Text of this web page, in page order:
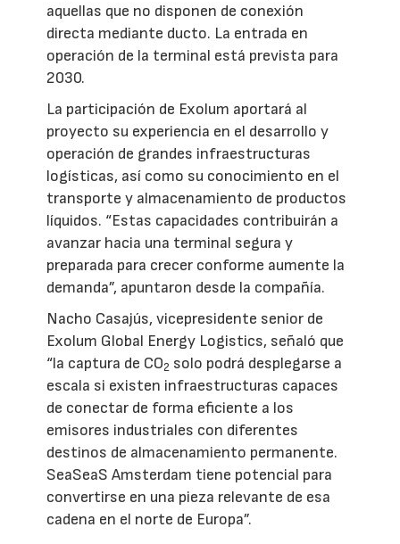
aquellas que no disponen de conexión
directa mediante ducto. La entrada en
operación de la terminal está prevista para
2030.
La participación de Exolum aportará al
proyecto su experiencia en el desarrollo y
operación de grandes infraestructuras
logísticas, así como su conocimiento en el
transporte y almacenamiento de productos
líquidos. “Estas capacidades contribuirán a
avanzar hacia una terminal segura y
preparada para crecer conforme aumente la
demanda”, apuntaron desde la compañía.
Nacho Casajús, vicepresidente senior de
Exolum Global Energy Logistics, señaló que
“la captura de CO2 solo podrá desplegarse a
escala si existen infraestructuras capaces
de conectar de forma eficiente a los
emisores industriales con diferentes
destinos de almacenamiento permanente.
SeaSeaS Amsterdam tiene potencial para
convertirse en una pieza relevante de esa
cadena en el norte de Europa”.